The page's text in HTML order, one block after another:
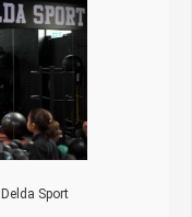
Sport